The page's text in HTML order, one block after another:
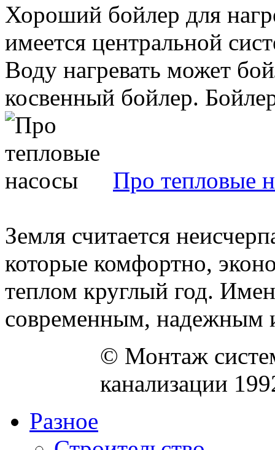
Хороший бойлер для
имеется центральной
Воду нагревать может
косвенный бойлер.
Про тепловые
Земля считается
которые комфортно,
теплом круглый год.
современным, надежным
© Монтаж
канализации
Разное